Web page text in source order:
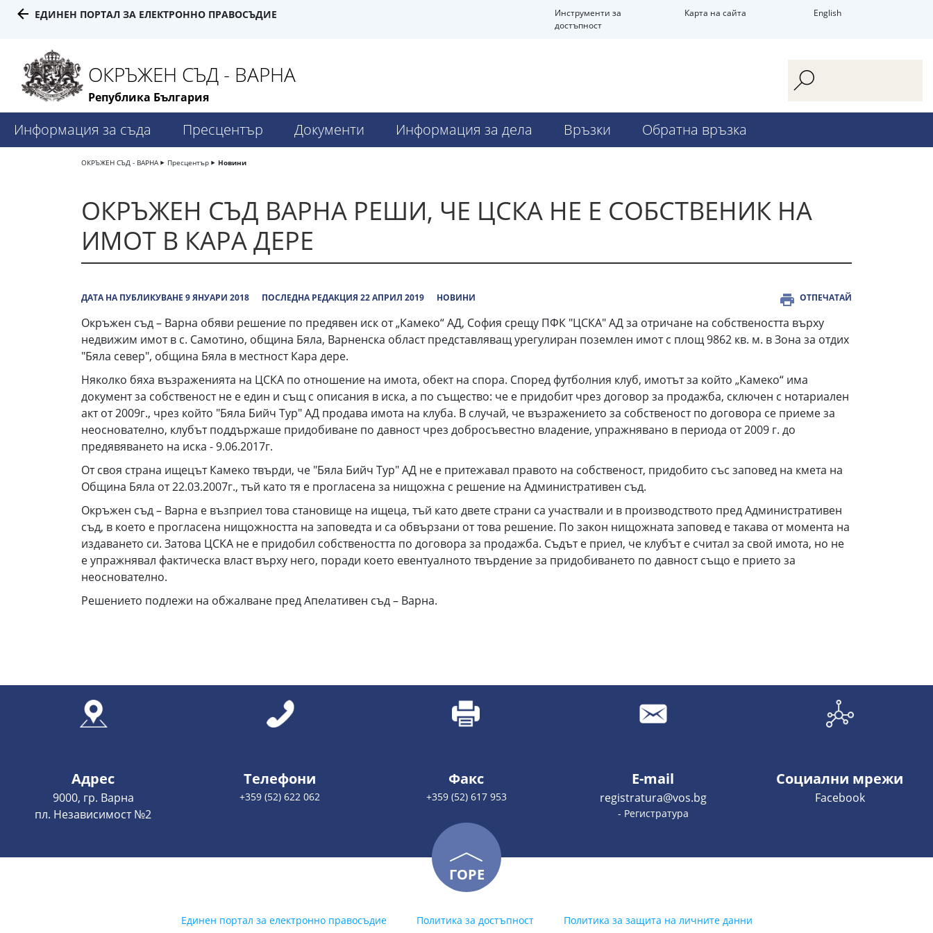
ЕДИНЕН ПОРТАЛ ЗА ЕЛЕКТРОННО ПРАВОСЪДИЕ
Инструменти за
достъпност
Карта на сайта English
ОКРЪЖЕН СЪД - ВАРНА
Република България
Информация за съда Пресцентър Документи Информация за дела Връзки Обратна връзка
ОКРЪЖЕН СЪД - ВАРНА Пресцентър Новини
ОКРЪЖЕН СЪД ВАРНА РЕШИ, ЧЕ ЦСКА НЕ Е СОБСТВЕНИК НА
ИМОТ В КАРА ДЕРЕ
ДАТА НА ПУБЛИКУВАНЕ 9 ЯНУАРИ 2018 ПОСЛЕДНА РЕДАКЦИЯ 22 АПРИЛ 2019 НОВИНИ ОТПЕЧАТАЙ
Окръжен съд – Варна обяви решение по предявен иск от „Камеко“ АД, София срещу ПФК "ЦСКА" АД за отричане на собствеността върху
недвижим имот в с. Самотино, община Бяла, Варненска област представляващ урегулиран поземлен имот с площ 9862 кв. м. в Зона за отдих
"Бяла север", община Бяла в местност Кара дере.
Няколко бяха възраженията на ЦСКА по отношение на имота, обект на спора. Според футболния клуб, имотът за който „Камеко“ има
документ за собственост не е един и същ с описания в иска, а по същество: че е придобит чрез договор за продажба, сключен с нотариален
акт от 2009г., чрез който "Бяла Бийч Тур" АД продава имота на клуба. В случай, че възражението за собственост по договора се приеме за
неоснователно, клубът поддържаше придобиване по давност чрез добросъвестно владение, упражнявано в периода от 2009 г. до
предявяването на иска - 9.06.2017г.
От своя страна ищецът Камеко твърди, че "Бяла Бийч Тур" АД не е притежавал правото на собственост, придобито със заповед на кмета на
Община Бяла от 22.03.2007г., тъй като тя е прогласена за нищожна с решение на Административен съд.
Окръжен съд – Варна е възприел това становище на ищеца, тъй като двете страни са участвали и в производството пред Административен
съд, в което е прогласена нищожността на заповедта и са обвързани от това решение. По закон нищожната заповед е такава от момента на
издаването си. Затова ЦСКА не е придобил собствеността по договора за продажба. Съдът е приел, че клубът е считал за свой имота, но не
е упражнявал фактическа власт върху него, поради което евентуалното твърдение за придобиването по давност също е прието за
неоснователно.
Решението подлежи на обжалване пред Апелативен съд – Варна.
Адрес
9000, гр. Варна
пл. Независимост №2
Телефони
+359 (52) 622 062
Факс
+359 (52) 617 953
E-mail
registratura@vos.bg
- Регистратура
Социални мрежи
Facebook
ГОРЕ
Единен портал за електронно правосъдие Политика за достъпност Политика за защита на личните данни